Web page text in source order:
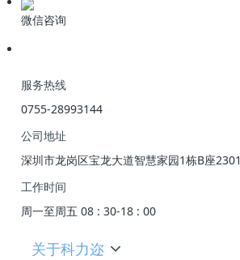
微信咨询
服务热线
0755-28993144
公司地址
深圳市龙岗区宝龙大道智慧家园1栋B座2301
工作时间
周一至周五 08 : 30-18 : 00
关于科力迩